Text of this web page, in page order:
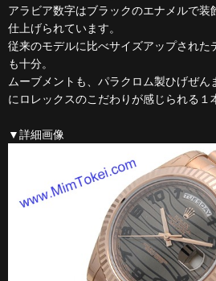
アラビア数字はブラックのエナメルで装
仕上げられています。
従来のモデルに比べサイズアップされ
も十分。
ムーブメントも、パラクロム製ひげぜ
にロレックスのこだわりが感じられる１
▼詳細画像